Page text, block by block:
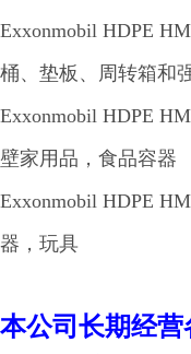
Exxonmobil HDPE
桶、垫板、周转箱和
Exxonmobil HDPE
壁家用品，食品容器
Exxonmobil HDPE
器，玩具
本公司长期经营